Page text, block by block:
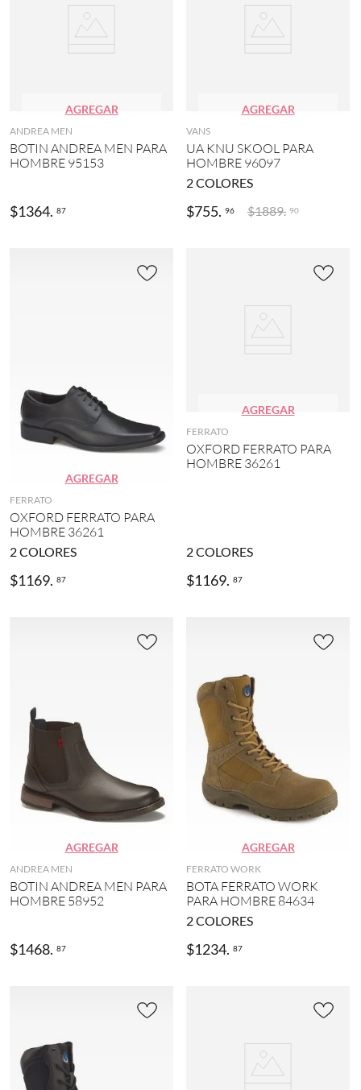
AGREGAR
ANDREA MEN
BOTIN ANDREA MEN PARA
HOMBRE 95153
$1364. 87
AGREGAR
VANS
UA KNU SKOOL PARA
HOMBRE 96097
2COLORES
$755. 96 $1889. 90
AGREGAR
FERRATO
OXFORD FERRATO PARA
HOMBRE 36261
2COLORES
$1169. 87
AGREGAR
FERRATO
OXFORD FERRATO PARA
HOMBRE 36261
2COLORES
$1169. 87
AGREGAR
ANDREA MEN
BOTIN ANDREA MEN PARA
HOMBRE 58952
$1468. 87
AGREGAR
FERRATO WORK
BOTA FERRATO WORK
PARA HOMBRE 84634
2COLORES
$1234. 87